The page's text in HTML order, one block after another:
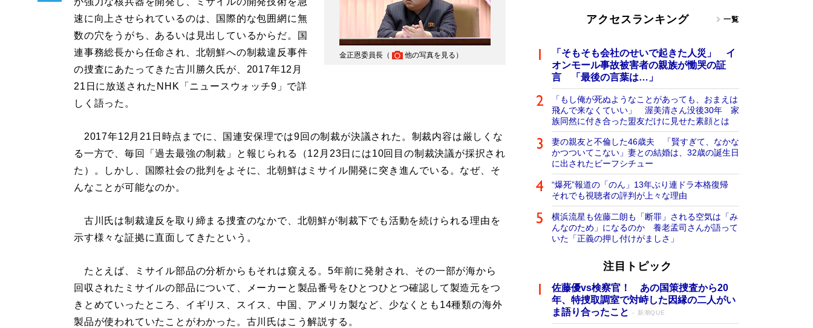
金正恩委員長（ 他の写真を見る ）
速に向上させられているのは、国際的な包囲網に無
数の穴をうがち、あるいは見出しているからだ。国
連事務総長から任命され、北朝鮮への制裁違反事件
の捜査にあたってきた古川勝久氏が、2017年12月
21日に放送されたNHK「ニュースウォッチ9」で詳
しく語った。
2017年12月21日時点までに、国連安保理では9回の制裁が決議された。制裁内容は厳しくな
る一方で、毎回「過去最強の制裁」と報じられる（12月23日には10回目の制裁決議が採択され
た）。しかし、国際社会の批判をよそに、北朝鮮はミサイル開発に突き進んでいる。なぜ、そ
んなことが可能なのか。
古川氏は制裁違反を取り締まる捜査のなかで、北朝鮮が制裁下でも活動を続けられる理由を
示す様々な証拠に直面してきたという。
たとえば、ミサイル部品の分析からもそれは窺える。5年前に発射され、その一部が海から
回収されたミサイルの部品について、メーカーと製品番号をひとつひとつ確認して製造元をつ
きとめていったところ、イギリス、スイス、中国、アメリカ製など、少なくとも14種類の海外
製品が使われていたことがわかった。古川氏はこう解説する。
アクセスランキング 一覧
「そもそも会社のせいで起きた人災」 イ
オンモール事故被害者の親族が慟哭の証
言 「最後の言葉は…」
「もし俺が死ぬようなことがあっても、おまえは
飛んで来なくていい」 渥美清さん没後30年 家
族同然に付き合った盟友だけに見せた素顔とは
妻の親友と不倫した46歳夫 「賢すぎて、なかな
かつついてこない」妻との結婚は、32歳の誕生日
に出されたビーフシチュー
“爆死”報道の「のん」13年ぶり連ドラ本格復帰
それでも視聴者の評判が上々な理由
横浜流星も佐藤二朗も「断罪」される空気は「み
んなのため」になるのか 養老孟司さんが語って
いた「正義の押し付けがましさ」
注目トピック
佐藤優vs検察官！ あの国策捜査から20
年、特捜取調室で対峙した因縁の二人がい
ま語り合ったこと
新潮QUE